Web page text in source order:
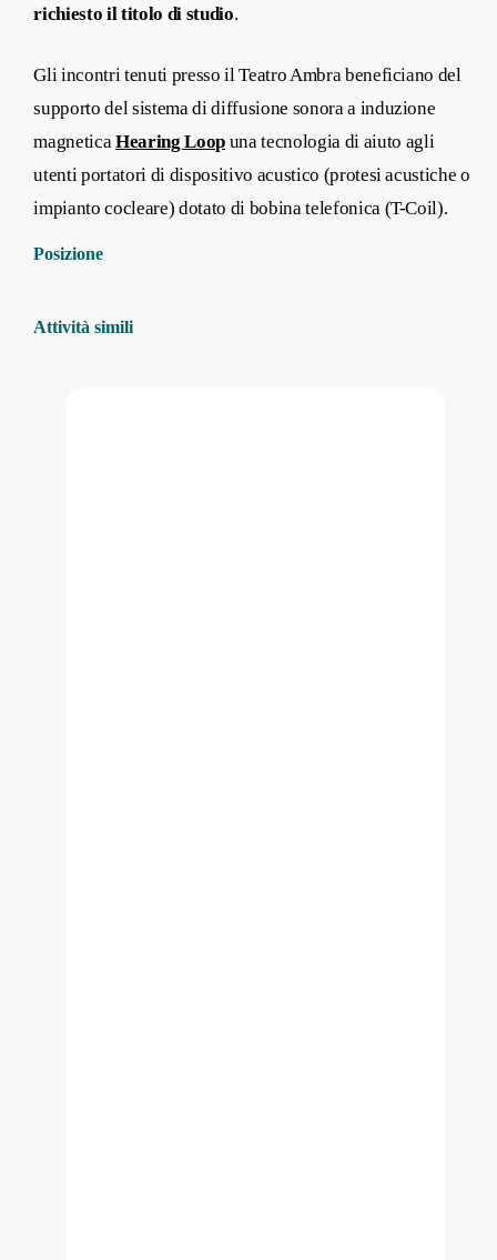
richiesto il titolo di studio.
Gli incontri tenuti presso il Teatro Ambra beneficiano del
supporto del sistema di diffusione sonora a induzione
magneticaHearing Loop una tecnologia di aiuto agli
utenti portatori di dispositivo acustico (protesi acustiche o
impianto cocleare) dotato di bobina telefonica (T-Coil).
Posizione
Attività simili